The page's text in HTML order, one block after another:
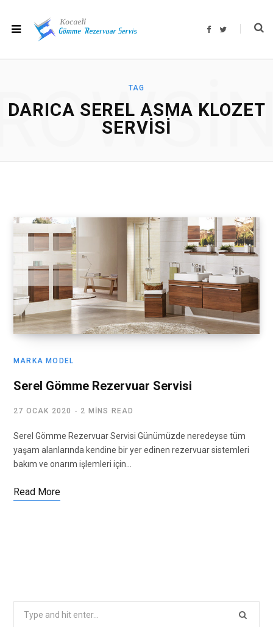
F
T
TAG
DARICA SEREL ASMA KLOZET
SERVISI
MARKA MODEL
Serel Gömme Rezervuar Servisi
27 OCAK 2020 2 MINS READ
Serel Gömme Rezervuar Servisi Günümüzde neredeyse tüm
yaşam alanlarında kendine bir yer edinen rezervuar sistemleri
bakım ve onarım işlemleri için…
Read More